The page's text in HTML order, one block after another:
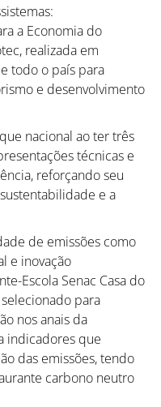
a Economia do
realizada em
todo o país para
e desenvolvimento
nacional ao ter três
técnicas e
reforçando seu
e a
de emissões como
e inovação
Escola Senac Casa do
para
nos anais da
indicadores que
das emissões, tendo
carbono neutro